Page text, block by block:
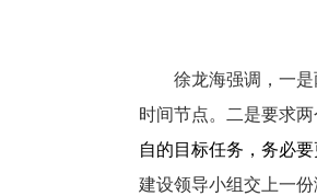
徐龙海强调 ，一
时间节点。二是要求
自的目标任务，务必
建设领导小组交上一份